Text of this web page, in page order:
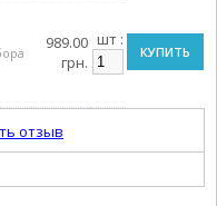
989.00
грн.
шт :
КУПИТЬ
отзыв